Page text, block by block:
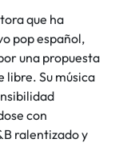
que ha
pop español,
una propuesta
Su música
con
ralentizado y